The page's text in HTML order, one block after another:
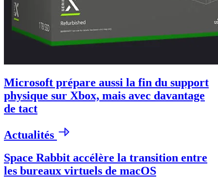
Microsoft prépare aussi la fin du support
physique sur Xbox, mais avec davantage
de tact
Actualités
Space Rabbit accélère la transition entre
les bureaux virtuels de macOS